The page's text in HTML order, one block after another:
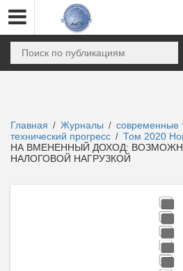
Главная / Журналы / современные
технический прогресс / Том 2020
НА ВМЕНЕННЫЙ ДОХОД:
НАЛОГОВОЙ НАГРУЗКОЙ